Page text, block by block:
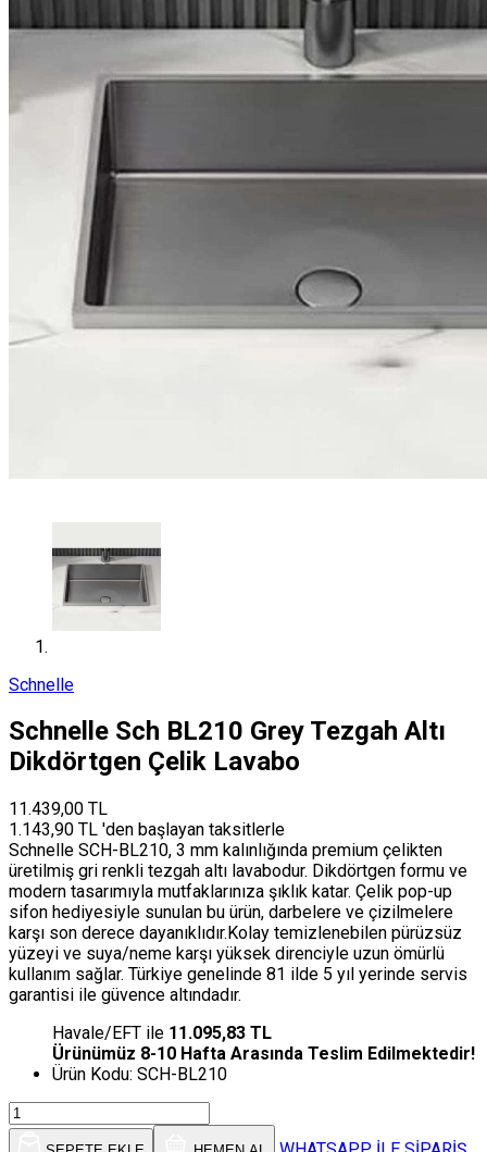
Schnelle
Schnelle Sch BL210 Grey Tezgah Altı
Dikdörtgen Çelik Lavabo
11.439,00 TL
1.143,90 TL 'den başlayan taksitlerle
Schnelle SCH-BL210, 3 mm kalınlığında premium çelikten
üretilmiş gri renkli tezgah altı lavabodur. Dikdörtgen formu ve
modern tasarımıyla mutfaklarınıza şıklık katar. Çelik pop-up
sifon hediyesiyle sunulan bu ürün, darbelere ve çizilmelere
karşı son derece dayanıklıdır.Kolay temizlenebilen pürüzsüz
yüzeyi ve suya/neme karşı yüksek direnciyle uzun ömürlü
kullanım sağlar. Türkiye genelinde 81 ilde 5 yıl yerinde servis
garantisi ile güvence altındadır.
Havale/EFT ile 11.095,83 TL
Ürünümüz 8-10 Hafta Arasında Teslim Edilmektedir!
Ürün Kodu: SCH-BL210